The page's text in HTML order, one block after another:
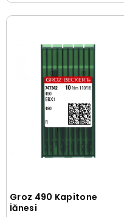
Sepete Ekle
Groz 490 Kapitone
İğnesi